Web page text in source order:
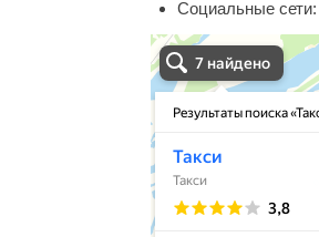
Социальные сети: